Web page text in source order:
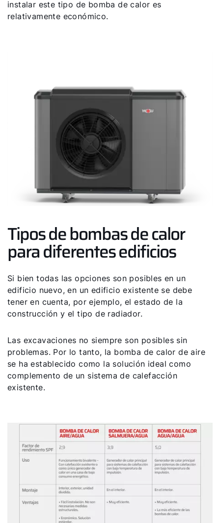
instalar este tipo de bomba de calor es
relativamente económico.
Tipos de bombas de calor
para diferentes edificios
Si bien todas las opciones son posibles en un
edificio nuevo, en un edificio existente se debe
tener en cuenta, por ejemplo, el estado de la
construcción y el tipo de radiador.
Las excavaciones no siempre son posibles sin
problemas. Por lo tanto, la bomba de calor de aire
se ha establecido como la solución ideal como
complemento de un sistema de calefacción
existente.